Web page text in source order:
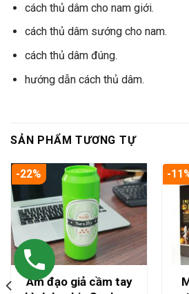
cách thủ dâm cho nam giới.
cách thủ dâm sướng cho nam.
cách thủ dâm đúng.
hướng dẫn cách thủ dâm.
SẢN PHẨM TƯƠNG TỰ
-22%
Âm đạo giả cầm tay
-